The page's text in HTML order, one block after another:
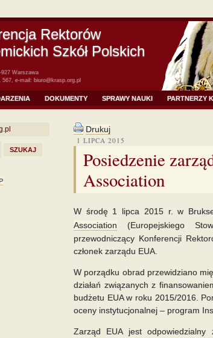
Rektorów
Szkół Polskich
Warszawa
567, e-mail: biuro@krasp.org.pl
DOKUMENTY SPRAWY NAUKI PARTNERZY
Drukuj
1 LIPCA 2015
Posiedzenie
Association
W środę 1 lipca 2015 r. w
Association (Europejskiego
przewodniczący Konferencji
członek zarządu EUA.
W porządku obrad przewidziano
działań związanych z
budżetu EUA w roku 2015/2016.
oceny instytucjonalnej – program
Zarząd EUA jest